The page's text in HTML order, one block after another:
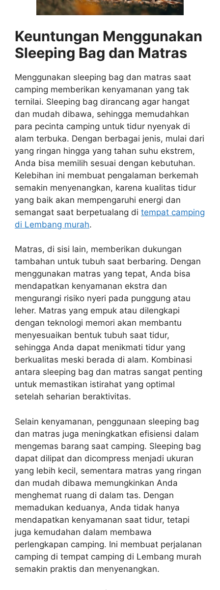
Keuntungan Menggunakan
Sleeping Bag dan Matras
Menggunakan sleeping bag dan matras saat
camping memberikan kenyamanan yang tak
ternilai. Sleeping bag dirancang agar hangat
dan mudah dibawa, sehingga memudahkan
para pecinta camping untuk tidur nyenyak di
alam terbuka. Dengan berbagai jenis, mulai dari
yang ringan hingga yang tahan suhu ekstrem,
Anda bisa memilih sesuai dengan kebutuhan.
Kelebihan ini membuat pengalaman berkemah
semakin menyenangkan, karena kualitas tidur
yang baik akan mempengaruhi energi dan
semangat saat berpetualang di tempat camping
di Lembang murah.
Matras, di sisi lain, memberikan dukungan
tambahan untuk tubuh saat berbaring. Dengan
menggunakan matras yang tepat, Anda bisa
mendapatkan kenyamanan ekstra dan
mengurangi risiko nyeri pada punggung atau
leher. Matras yang empuk atau dilengkapi
dengan teknologi memori akan membantu
menyesuaikan bentuk tubuh saat tidur,
sehingga Anda dapat menikmati tidur yang
berkualitas meski berada di alam. Kombinasi
antara sleeping bag dan matras sangat penting
untuk memastikan istirahat yang optimal
setelah seharian beraktivitas.
Selain kenyamanan, penggunaan sleeping bag
dan matras juga meningkatkan efisiensi dalam
mengemas barang saat camping. Sleeping bag
dapat dilipat dan dicompress menjadi ukuran
yang lebih kecil, sementara matras yang ringan
dan mudah dibawa memungkinkan Anda
menghemat ruang di dalam tas. Dengan
memadukan keduanya, Anda tidak hanya
mendapatkan kenyamanan saat tidur, tetapi
juga kemudahan dalam membawa
perlengkapan camping. Ini membuat perjalanan
camping di tempat camping di Lembang murah
semakin praktis dan menyenangkan.